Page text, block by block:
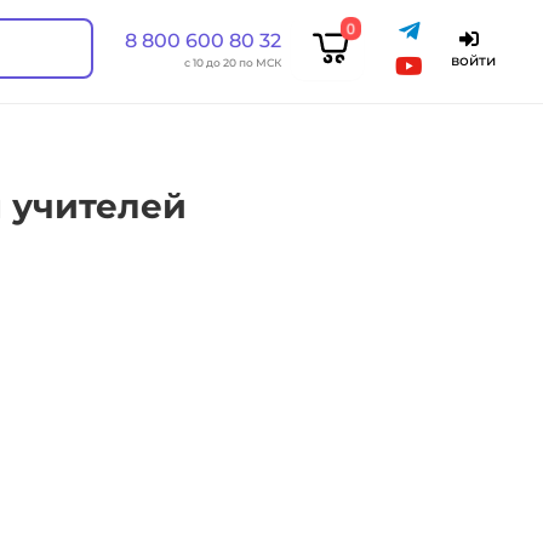
8 800 600 80 32
с 10 до 20 по МСК
0
войти